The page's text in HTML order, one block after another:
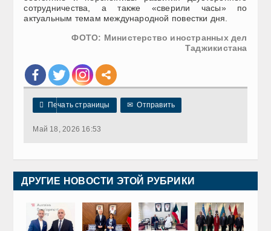
сотрудничества, а также «сверили часы» по
актуальным темам международной повестки дня.
ФОТО: Министерство иностранных дел
Таджикистана
 Печать страницы ✉ Отправить
Май 18, 2026 16:53
ДРУГИЕ НОВОСТИ ЭТОЙ РУБРИКИ